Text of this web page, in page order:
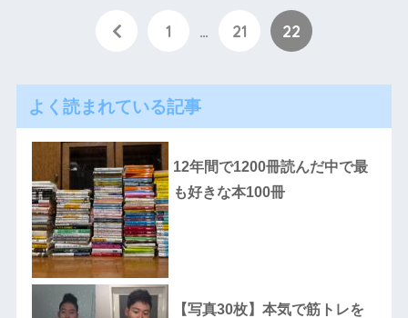
1 … 21 22
よく読まれている記事
12年間で1200冊読んだ中で最
も好きな本100冊
【写真30枚】本気で筋トレを